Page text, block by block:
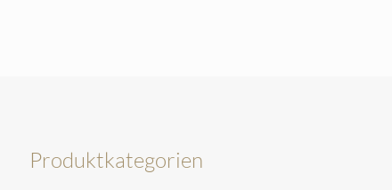
Produktkategorien